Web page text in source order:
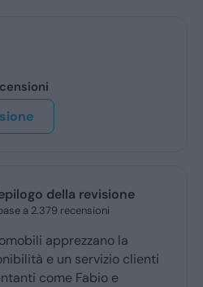
stefano de benedetto
1 giorno fa
mille a Daniele e luca...